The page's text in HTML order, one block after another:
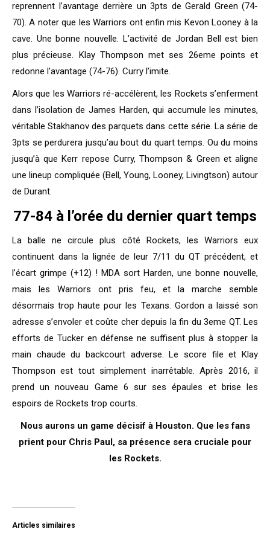
reprennent l’avantage derrière un 3pts de Gerald Green (74-
70). A noter que les Warriors ont enfin mis Kevon Looney à la
cave. Une bonne nouvelle. L’activité de Jordan Bell est bien
plus précieuse. Klay Thompson met ses 26eme points et
redonne l’avantage (74-76). Curry l’imite.
Alors que les Warriors ré-accélèrent, les Rockets s’enferment
dans l’isolation de James Harden, qui accumule les minutes,
véritable Stakhanov des parquets dans cette série. La série de
3pts se perdurera jusqu’au bout du quart temps. Ou du moins
jusqu’à que Kerr repose Curry, Thompson & Green et aligne
une lineup compliquée (Bell, Young, Looney, Livingtson) autour
de Durant.
77-84 à l’orée du dernier quart temps
La balle ne circule plus côté Rockets, les Warriors eux
continuent dans la lignée de leur 7/11 du QT précédent, et
l’écart grimpe (+12) ! MDA sort Harden, une bonne nouvelle,
mais les Warriors ont pris feu, et la marche semble
désormais trop haute pour les Texans. Gordon a laissé son
adresse s’envoler et coûte cher depuis la fin du 3eme QT. Les
efforts de Tucker en défense ne suffisent plus à stopper la
main chaude du backcourt adverse. Le score file et Klay
Thompson est tout simplement inarrêtable. Après 2016, il
prend un nouveau Game 6 sur ses épaules et brise les
espoirs de Rockets trop courts.
Nous aurons un game décisif à Houston. Que les fans
prient pour Chris Paul, sa présence sera cruciale pour
les Rockets.
Articles similaires